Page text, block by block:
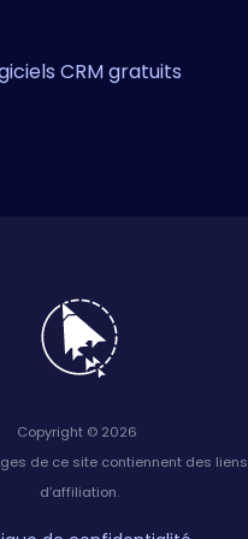
CRM gratuits
Copyright © 2026
de ce site contiennent des liens
d’affiliation.